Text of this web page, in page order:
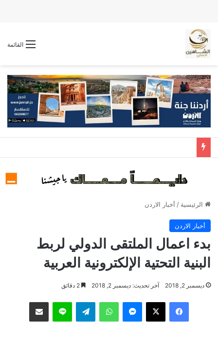
القائمة
الرئيسية / أخبار الاردن
أخبار الاردن
بدء اعمال الملتقى الدولي لربط
البنية التحتية الإلكترونية العربية
ديسمبر 2, 2018 آخر تحديث: ديسمبر 2, 2018
فيسبوك ‫X ماسنجر واتساب تيلقرام لاين مشاركة عبر البريد